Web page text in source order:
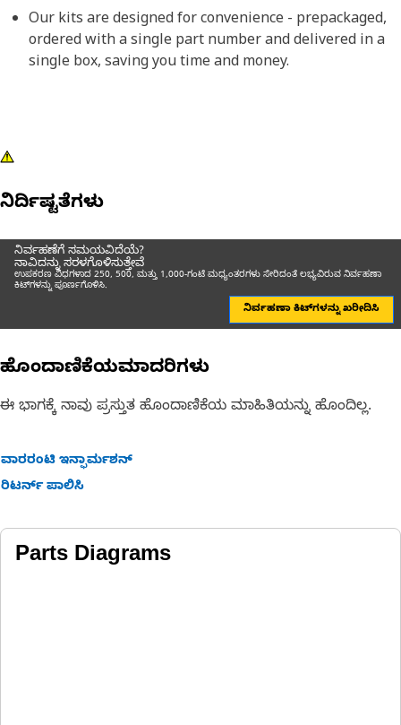
Our kits are designed for convenience - prepackaged,
ordered with a single part number and delivered in a
single box, saving you time and money.
ನಿರ್ದಿಷ್ಟತೆಗಳು
ನಿರ್ವಹಣೆಗೆ ಸಮಯವಿದೆಯೆ?
ನಾವಿದನ್ನು ಸರಳಗೊಳಿಸುತ್ತೇವೆ
ಉಪಕರಣ ವಿಧಗಳಾದ 250, 500, ಮತ್ತು 1,000-ಗಂಟೆ ಮಧ್ಯಂತರಗಳು ಸೇರಿದಂತೆ ಲಭ್ಯವಿರುವ ನಿರ್ವಹಣಾ
ಕಿಟ್‌ಗಳನ್ನು ಪೂರ್ಣಗೊಳಿಸಿ.
ನಿರ್ವಹಣಾ ಕಿಟ್‌ಗಳನ್ನು ಖರೀದಿಸಿ
ಹೊಂದಾಣಿಕೆಯಮಾದರಿಗಳು
ಈ ಭಾಗಕ್ಕೆ ನಾವು ಪ್ರಸ್ತುತ ಹೊಂದಾಣಿಕೆಯ ಮಾಹಿತಿಯನ್ನು ಹೊಂದಿಲ್ಲ.
ವಾರರಂಟಿ ಇನ್ಫಾರ್ಮಶನ್
ರಿಟರ್ನ್ ಪಾಲಿಸಿ
Parts Diagrams